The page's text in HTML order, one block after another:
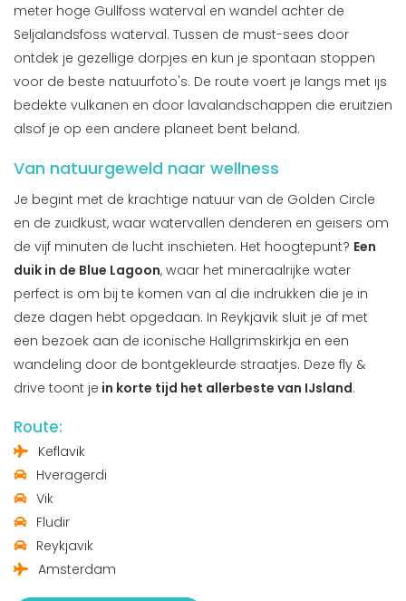
meter hoge Gullfoss waterval en wandel achter de
Seljalandsfoss waterval. Tussen de must-sees door
ontdek je gezellige dorpjes en kun je spontaan stoppen
voor de beste natuurfoto's. De route voert je langs met ijs
bedekte vulkanen en door lavalandschappen die eruitzien
alsof je op een andere planeet bent beland.
Van natuurgeweld naar wellness
Je begint met de krachtige natuur van de Golden Circle
en de zuidkust, waar watervallen denderen en geisers om
de vijf minuten de lucht inschieten. Het hoogtepunt? Een
duik in de Blue Lagoon, waar het mineraalrijke water
perfect is om bij te komen van al die indrukken die je in
deze dagen hebt opgedaan. In Reykjavik sluit je af met
een bezoek aan de iconische Hallgrimskirkja en een
wandeling door de bontgekleurde straatjes. Deze fly &
drive toont je in korte tijd het allerbeste van IJsland.
Route:
Keflavik
Hveragerdi
Vik
Fludir
Reykjavik
Amsterdam